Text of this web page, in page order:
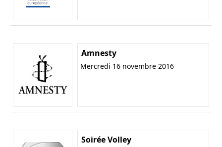
Amnesty
Mercredi 16 novembre 2016
Soirée Volley